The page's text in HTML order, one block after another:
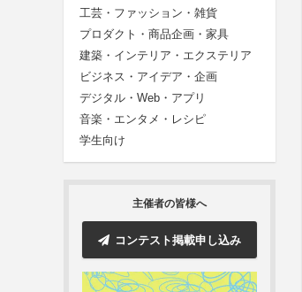
工芸・ファッション・雑貨
プロダクト・商品企画・家具
建築・インテリア・エクステリア
ビジネス・アイデア・企画
デジタル・Web・アプリ
音楽・エンタメ・レシピ
学生向け
主催者の皆様へ
コンテスト掲載申し込み